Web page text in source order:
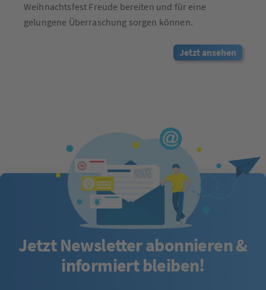
Weihnachtsfest Freude bereiten und für eine
gelungene Überraschung sorgen können.
Jetzt ansehen
Jetzt Newsletter abonnieren &
informiert bleiben!